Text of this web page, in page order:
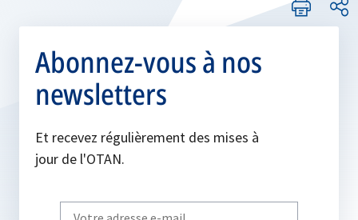
Abonnez-vous à nos
newsletters
Et recevez régulièrement des mises à
jour de l'OTAN.
Write